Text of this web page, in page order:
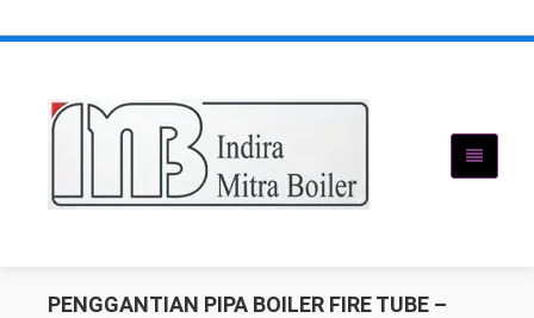
PENGGANTIAN PIPA BOILER FIRE TUBE –